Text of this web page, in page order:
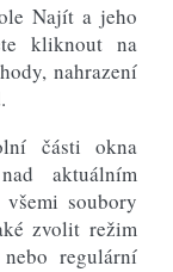
Najít a jeho
kliknout na
nahrazení
části okna
aktuálním
soubory
zvolit režim
regulární